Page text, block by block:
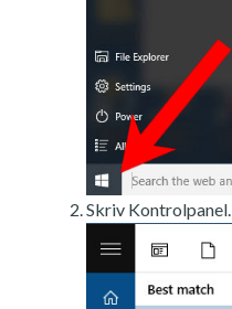
Skriv Kontrolpanel.